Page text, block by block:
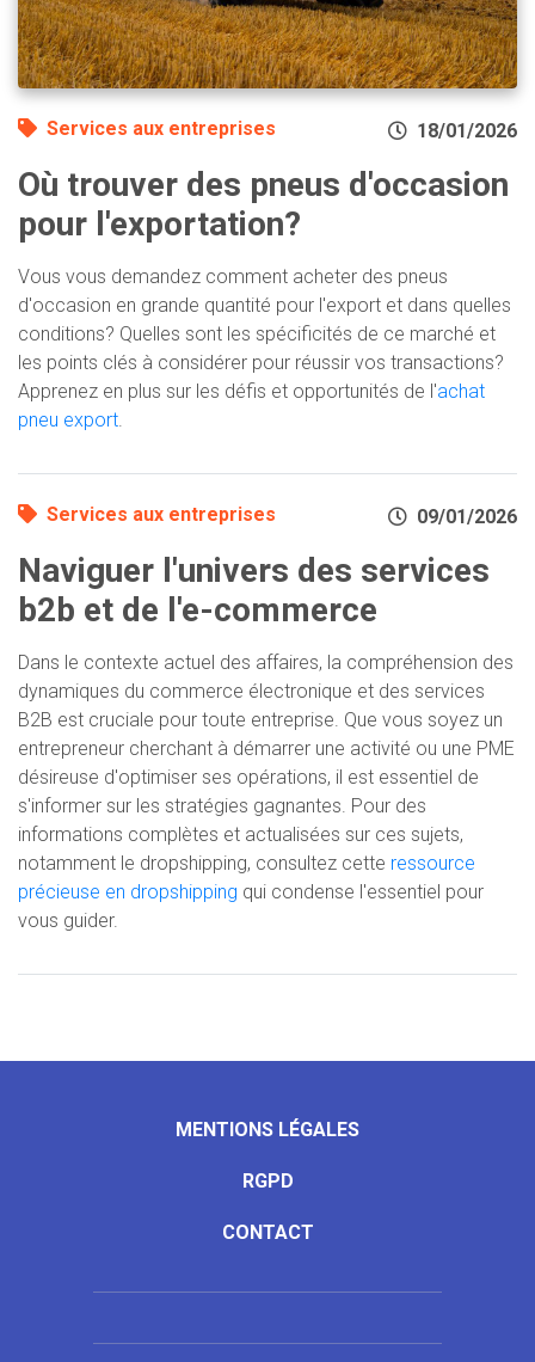
Services aux entreprises 18/01/2026
Où trouver des pneus d'occasion
pour l'exportation?
Vous vous demandez comment acheter des pneus
d'occasion en grande quantité pour l'export et dans quelles
conditions? Quelles sont les spécificités de ce marché et
les points clés à considérer pour réussir vos transactions?
Apprenez en plus sur les défis et opportunités de l'achat
pneu export
Services aux entreprises 09/01/2026
Naviguer l'univers des services
b2b et de l'e-commerce
Dans le contexte actuel des affaires, la compréhension des
dynamiques du commerce électronique et des services
B2B est cruciale pour toute entreprise. Que vous soyez un
entrepreneur cherchant à démarrer une activité ou une PME
désireuse d'optimiser ses opérations, il est essentiel de
s'informer sur les stratégies gagnantes. Pour des
informations complètes et actualisées sur ces sujets,
notamment le dropshipping, consultez cette ressource
précieuse en dropshipping qui condense l'essentiel pour
vous guider.
MENTIONS LÉGALES
RGPD
CONTACT